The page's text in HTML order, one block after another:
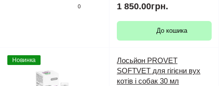
0 1 850.00грн.
До кошика
Новинка
Лосьйон PROVET
SOFTVET для гігієни вух
котів і собак 30 мл